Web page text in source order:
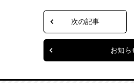
次の記事
お知ら